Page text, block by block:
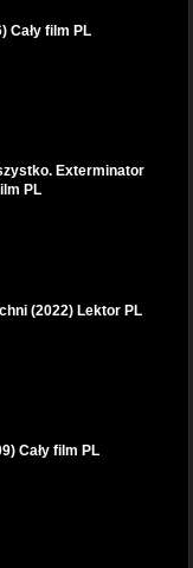
Cały film PL
Exterminator
PL
(2022) Lektor PL
Cały film PL